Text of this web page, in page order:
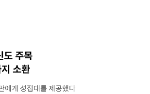
주목
소환
에게 성접대를 제공했다